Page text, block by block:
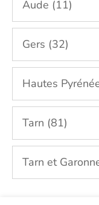
Aude (11)
Gers (32)
Hautes
Tarn (81)
Tarn et